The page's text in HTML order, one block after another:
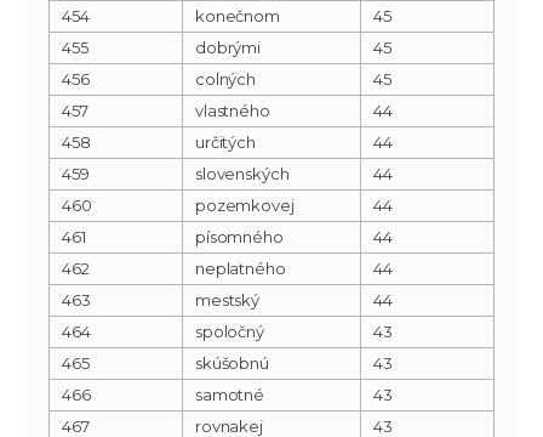
454
konečnom
45
455
dobrými
45
456
colných
45
457
vlastného
44
458
určitých
44
459
slovenských
44
460
pozemkovej
44
461
písomného
44
462
neplatného
44
463
mestský
44
464
spoločný
43
465
skúšobnú
43
466
samotné
43
467
rovnakej
43